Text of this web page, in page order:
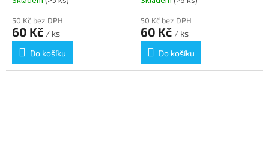
50 Kč bez DPH
60 Kč / ks
Do košíku
50 Kč bez DPH
60 Kč / ks
Do košíku